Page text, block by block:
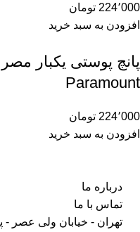
224٬000 تومان
افزودن به سبد خرید
Paramount
224٬000 تومان
افزودن به سبد خرید
درباره ما
تماس با ما
تهران - خیابان ولی عصر -